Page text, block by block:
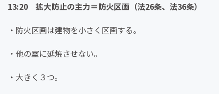
13:20 拡大防止の主力＝防火区画（法26条、法36条）
・防火区画は建物を小さく区画する。
・他の室に延焼させない。
・大きく３つ。